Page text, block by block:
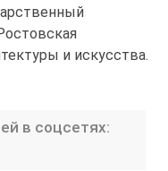
и искусства.
в соцсетях: